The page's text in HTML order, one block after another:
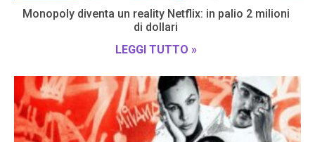
Monopoly diventa un reality Netflix: in palio 2 milioni
di dollari
LEGGI TUTTO »